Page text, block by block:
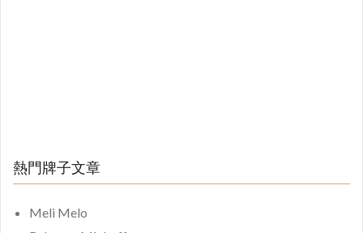
熱門牌子文章
Meli Melo